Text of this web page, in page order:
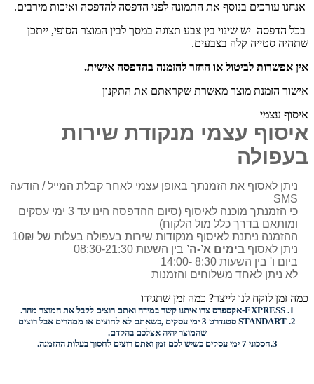
אנחנו עורכים בנוסף את התמונה לפני הדפסה להדפסה ואיכות מירבים.
בכל הדפסה יש שינוי בין צבע תצוגה במסך לבין המוצר הסופי, ייתכן
שתהיה סטייה קלה בצבעים.
אין אפשרות לביטול או החזר להזמנה בהדפסה אישית.
אישור הזמנת מוצר מאשרת שקראתם את התקנון
איסוף עצמי
איסוף עצמי מנקודת שירות
בעפולה
ניתן לאסוף את הזמנתך באופן עצמי לאחר קבלת המייל / הודעה
SMS
כי הזמנתך מוכנה לאיסוף (סיום ההדפסה הינו עד 3 ימי עסקים
ומותאם בדרך כלל מול הלקוח)
ההזמנה ניתנת לאיסוף מנקודות שירות בעפולה בעלות של 10₪
ניתן לאסוף בימים א’-ה’ בין השעות 08:30-21:30
ביום ו' בין השעות 8:30 -14:00
לא ניתן לאחד משלוחים והזמנות
כמה זמן לוקח לנו לייצר? כמה זמן שתגידו
1.
EXPRESS- אקספרס צרו איתנו קשר במידה ואתם רוצים לקבל את המוצר מהר.
2.
STANDART
סטנדרט 3 ימי עסקים ,כשאתם לא לחוצים או ממהרים אבל רוצים
שהמוצר יהיה אצלכם בהקדם.
3. חסכוני7 ימי עסקים כשיש לכם זמן ואתם רוצים לחסוך בעלות ההזמנה.